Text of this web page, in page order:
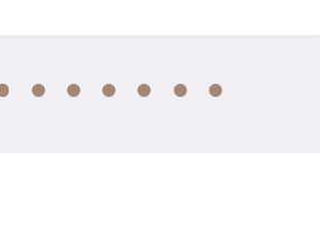
3 4 5 6 7 8 9